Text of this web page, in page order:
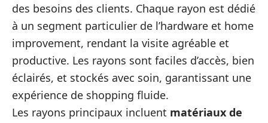
des besoins des clients. Chaque rayon est dédié
à un segment particulier de l’hardware et home
improvement, rendant la visite agréable et
productive. Les rayons sont faciles d’accès, bien
éclairés, et stockés avec soin, garantissant une
expérience de shopping fluide.
Les rayons principaux incluent matériaux de